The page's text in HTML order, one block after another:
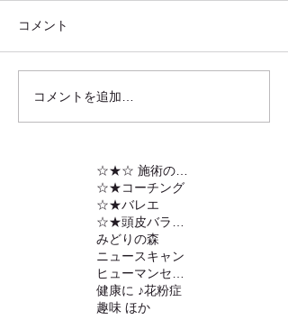
コメント
コメントを追加…
☆★コーチング
☆★バレエ
みどりの森
ニュースキャン
健康に ♪花粉症
趣味 ほか